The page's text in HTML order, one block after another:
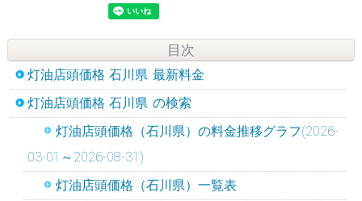
目次
灯油店頭価格 石川県 最新料金
灯油店頭価格 石川県 の検索
灯油店頭価格（石川県）の料金推移グラフ(2026-
03-01～2026-08-31)
灯油店頭価格（石川県）一覧表